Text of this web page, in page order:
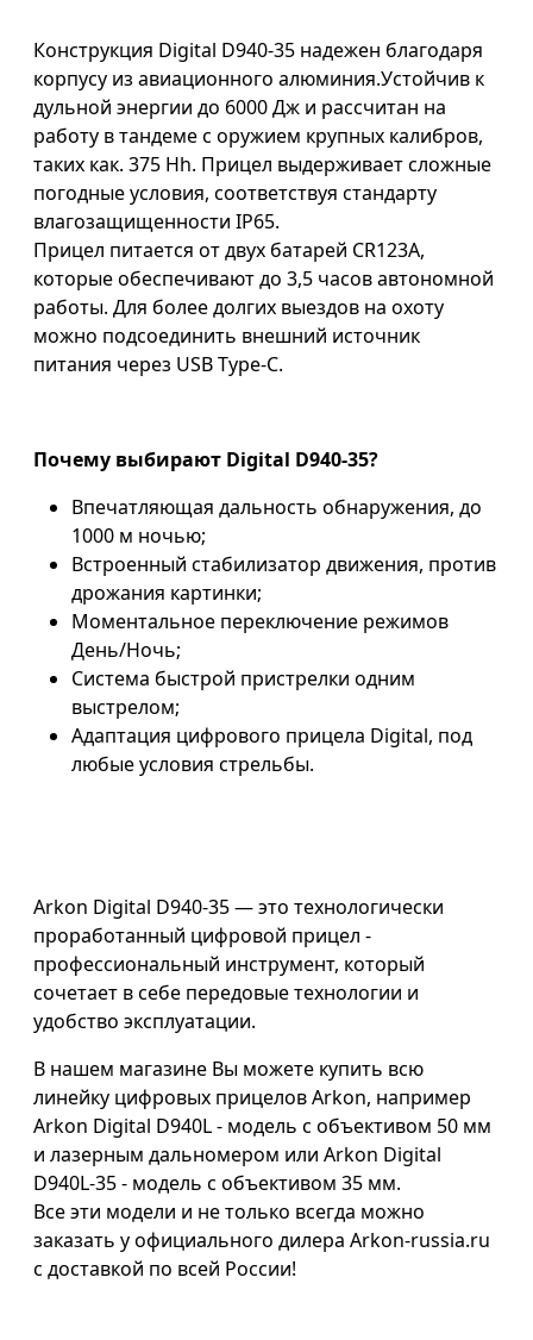
Конструкция Digital D940-35 надежен благодаря
корпусу из авиационного алюминия.Устойчив к
дульной энергии до 6000 Дж и рассчитан на
работу в тандеме с оружием крупных калибров,
таких как. 375 Hh. Прицел выдерживает сложные
погодные условия, соответствуя стандарту
влагозащищенности IP65.
Прицел питается от двух батарей CR123A,
которые обеспечивают до 3,5 часов автономной
работы. Для более долгих выездов на охоту
можно подсоединить внешний источник
питания через USB Type-C.
Почему выбирают Digital D940-35?
Впечатляющая дальность обнаружения, до
1000 м ночью;
Встроенный стабилизатор движения, против
дрожания картинки;
Моментальное переключение режимов
День/Ночь;
Система быстрой пристрелки одним
выстрелом;
Адаптация цифрового прицела Digital, под
любые условия стрельбы.
Arkon Digital D940-35 — это технологически
проработанный цифровой прицел -
профессиональный инструмент, который
сочетает в себе передовые технологии и
удобство эксплуатации.
В нашем магазине Вы можете купить всю
линейку цифровых прицелов Arkon, например
Arkon Digital D940L - модель с объективом 50 мм
и лазерным дальномером или Arkon Digital
D940L-35 - модель с объективом 35 мм.
Все эти модели и не только всегда можно
заказать у официального дилера Arkon-russia.ru
с доставкой по всей России!